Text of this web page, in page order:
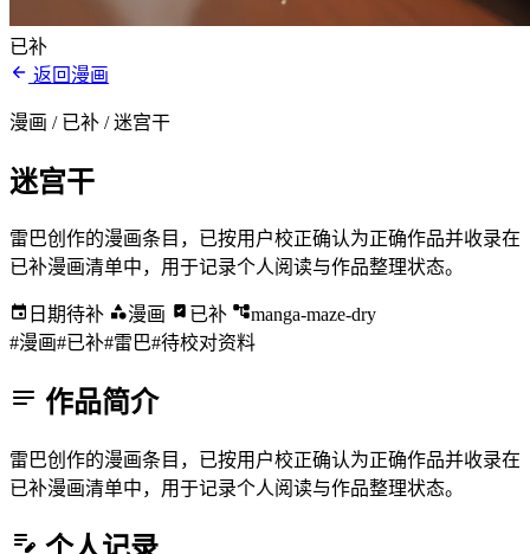
已补
返回漫画
漫画 / 已补 / 迷宫干
迷宫干
雷巴创作的漫画条目，已按用户校正确认为正确作品并收录在
已补漫画清单中，用于记录个人阅读与作品整理状态。
日期待补 漫画 已补
manga-maze-dry
#漫画#已补#雷巴#待校对资料
作品简介
雷巴创作的漫画条目，已按用户校正确认为正确作品并收录在
已补漫画清单中，用于记录个人阅读与作品整理状态。